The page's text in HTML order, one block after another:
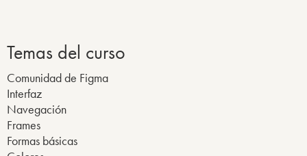
Temas del curso
Comunidad de Figma
Interfaz
Navegación
Frames
Formas básicas